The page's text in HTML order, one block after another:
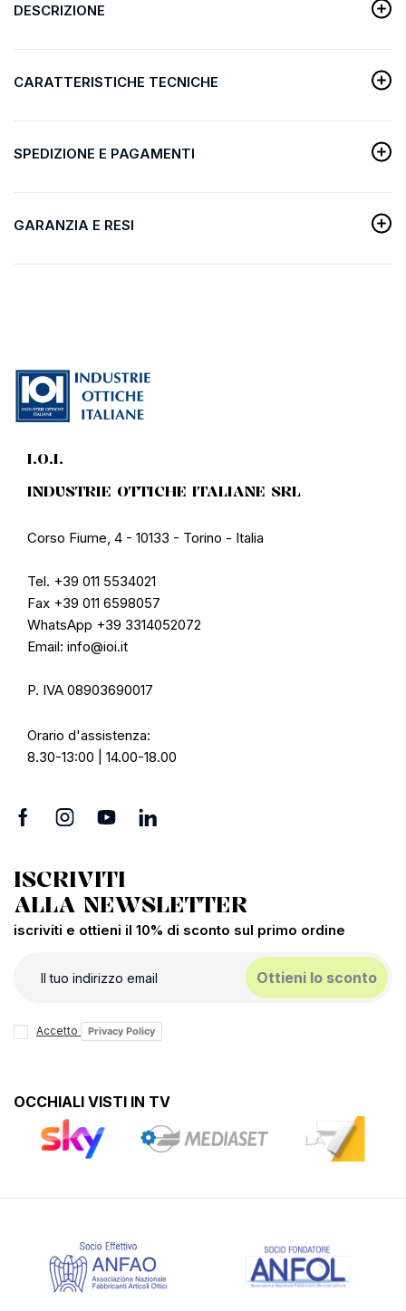
DESCRIZIONE
CARATTERISTICHE TECNICHE
SPEDIZIONE E PAGAMENTI
GARANZIA E RESI
I.O.I.
INDUSTRIE OTTICHE ITALIANE SRL
Corso Fiume, 4 - 10133 - Torino - Italia
Tel. +39 011 5534021
Fax +39 011 6598057
WhatsApp +39 3314052072
Email: info@ioi.it
P. IVA 08903690017
Orario d'assistenza:
8.30-13:00 | 14.00-18.00
ISCRIVITI
ALLA NEWSLETTER
iscriviti e ottieni il 10% di sconto sul primo ordine
Ottieni lo sconto
Accetto Privacy Policy
OCCHIALI VISTI IN TV